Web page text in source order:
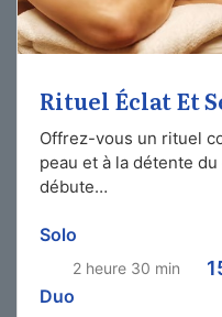
Rituel Éclat Et
Offrez-vous un rituel
peau et à la détente
débute…
Solo
2 heure 30 min
Duo